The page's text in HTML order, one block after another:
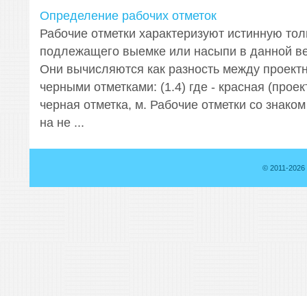
Определение рабочих отметок
Рабочие отметки характеризуют истинную
подлежащего выемке или насыпи в данной
Они вычисляются как разность между
черными отметками: (1.4) где - красная
черная отметка, м. Рабочие отметки со
на не ...
© 2011-2026